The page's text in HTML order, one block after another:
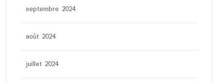
septembre 2024
août 2024
juillet 2024